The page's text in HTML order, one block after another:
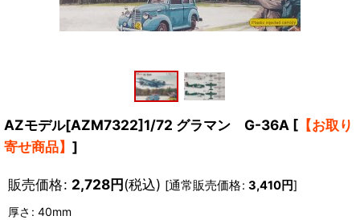
AZモデル[AZM7322]1/72 グラマン G-36A [ 【お取り
寄せ商品】 ]
販売価格: 2,728円(税込) [通常販売価格: 3,410円]
厚さ : 40mm